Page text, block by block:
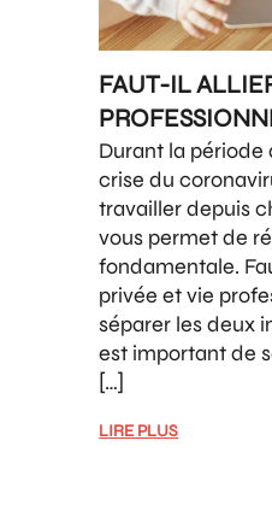
FAUT-IL
Durant la période
crise du
travailler depuis
vous permet de
fondamentale.
privée et vie
séparer les deux
est important de
[…]
LIRE PLUS